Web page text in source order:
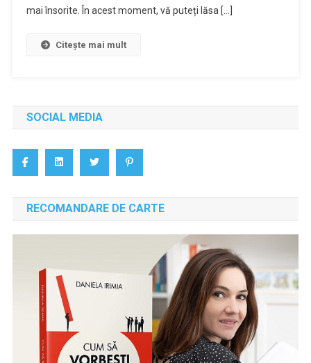
mai însorite. În acest moment, vă puteți lăsa […]
Citește mai mult
SOCIAL MEDIA
RECOMANDARE DE CARTE